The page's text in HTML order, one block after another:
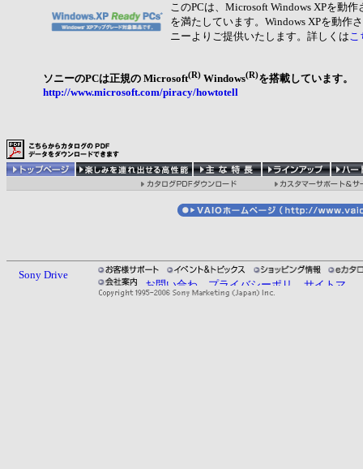
このPCは、Microsoft Windows XPを動
を満たしています。Windows XPを動作
ニーよりご提供いたします。詳しくはこ
ソニーのPCは正規の Microsoft(R) Windows(R)を搭載しています。
http://www.microsoft.com/piracy/howtotell